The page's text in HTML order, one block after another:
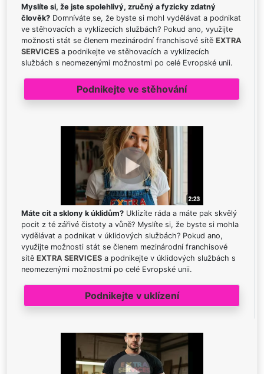
Myslíte si, že jste spolehlivý, zručný a fyzicky zdatný
člověk? Domníváte se, že byste si mohl vydělávat a podnikat
ve stěhovacích a vyklízecích službách? Pokud ano, využijte
možnosti stát se členem mezinárodní franchisové sítě EXTRA
SERVICES a podnikejte ve stěhovacích a vyklízecích
službách s neomezenými možnostmi po celé Evropské unii.
Podnikejte ve stěhování
Máte cit a sklony k úklidům? Uklízíte ráda a máte pak skvělý
pocit z té zářivé čistoty a vůně? Myslíte si, že byste si mohla
vydělávat a podnikat v úklidových službách? Pokud ano,
využijte možnosti stát se členem mezinárodní franchisové
sítě EXTRA SERVICES a podnikejte v úklidových službách s
neomezenými možnostmi po celé Evropské unii.
Podnikejte v uklízení